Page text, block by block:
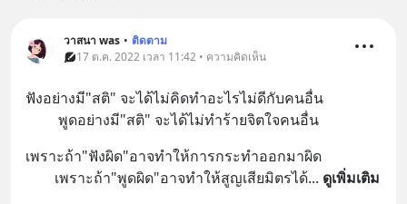
วาสนา was • ติดตาม
17 ต.ค. 2022 เวลา 11:42 • ความคิดเห็น
ฟังอย่างมี"สติ" จะได้ไม่คิดทำอะไรไม่ดีกับคนอื่น
         พูดอย่างมี"สติ" จะได้ไม่ทำร้ายจิตใจคนอื่น
เพราะถ้า"ฟังผิด"อาจทำให้การกระทำออกมาผิด
        เพราะถ้า"พูดผิด"อาจทำให้สูญเสียมิตรได้
... ดูเพิ่มเติม